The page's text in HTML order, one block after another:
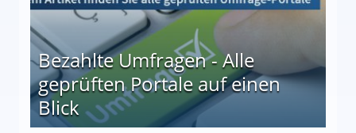
Bezahlte Umfragen - Alle
geprüften Portale auf einen
Blick